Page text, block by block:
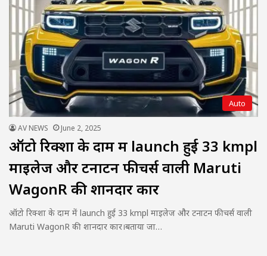
Auto
AV NEWS June 2, 2025
ऑटो रिक्शा के दाम में launch हुई 33 kmpl
माइलेज और टनाटन फीचर्स वाली Maruti
WagonR की शानदार कार
ऑटो रिक्शा के दाम में launch हुई 33 kmpl माइलेज और टनाटन फीचर्स वाली
Maruti WagonR की शानदार कार।बताया जा…